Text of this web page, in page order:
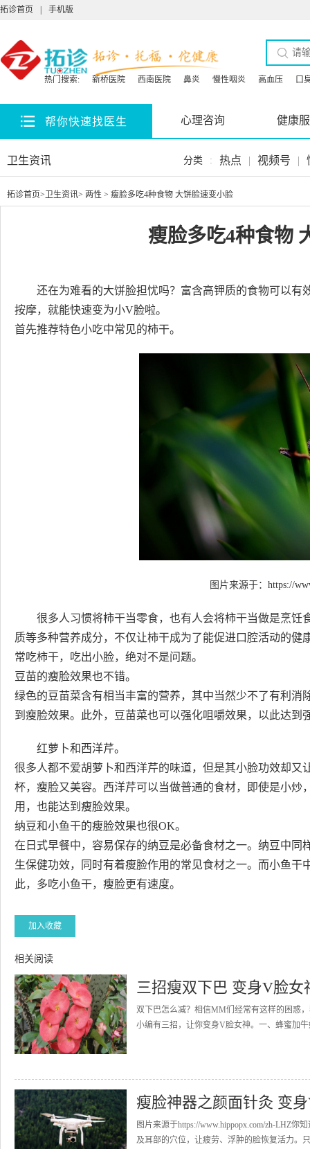
拓诊首页 手机版
热门搜索: 新桥医院 西南医院 鼻炎 慢性咽炎 高血压 口
帮你快速找医生 心理咨询 健康
卫生资讯 分类 : 热点 | 视频号 |
拓诊首页> 卫生资讯> 两性 > 瘦脸多吃4种食物 大饼脸速变小脸
瘦脸多吃4种食物
还在为难看的大饼脸担忧吗？富含高钾质的食物可以
按摩，就能快速变为小V脸啦。
首先推荐特色小吃中常见的柿干。
图片来源于： https://
很多人习惯将柿干当零食，也有人会将柿干当做是烹
质等多种营养成分，不仅让柿干成为了能促进口腔活动的
常吃柿干，吃出小脸，绝对不是问题。
豆苗的瘦脸效果也不错。
绿色的豆苗菜含有相当丰富的营养，其中当然少不了有利
到瘦脸效果。此外，豆苗菜也可以强化咀嚼效果，以此达
红萝卜和西洋芹。
很多人都不爱胡萝卜和西洋芹的味道，但是其小脸功效却
杯，瘦脸又美容。西洋芹可以当做普通的食材，即使是小
用，也能达到瘦脸效果。
纳豆和小鱼干的瘦脸效果也很OK。
在日式早餐中，容易保存的纳豆是必备食材之一。纳豆中
生保健功效，同时有着瘦脸作用的常见食材之一。而小鱼
此，多吃小鱼干，瘦脸更有速度。
加入收藏
相关阅读
三招瘦双下巴 变身V脸女
双下巴怎么减？相信MM们经常有这样的困惑
小编有三招，让你变身V脸女神。一、蜂蜜加
瘦脸神器之颜面针灸 变
图片来源于https://www.hippopx.com/zh-LHZ
及耳部的穴位，让疲劳、浮肿的脸恢复活力。